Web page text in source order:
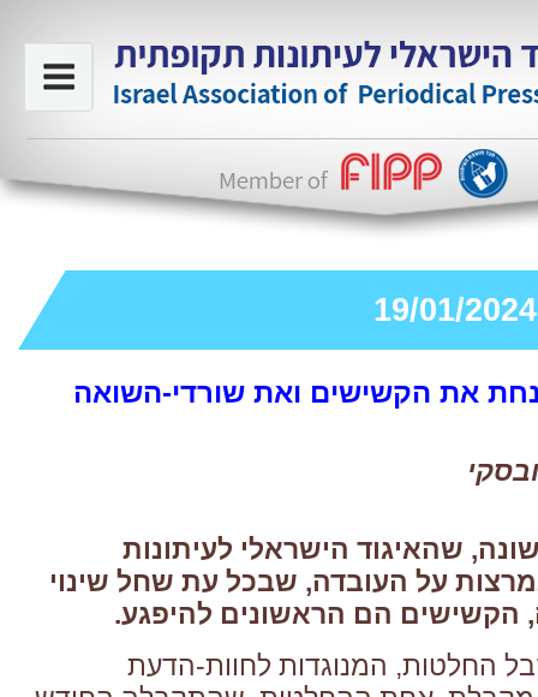
את הקשישים ואת שורדי-השואה
שהאיגוד הישראלי לעיתונות
על העובדה, שבכל עת שחל שינוי
הם הראשונים להיפגע.
החלטות, המנוגדות לחוות-הדעת